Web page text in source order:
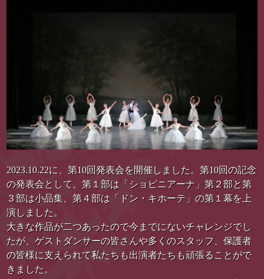
2023.10.22に、第10回発表会を開催しました。第10回の記念
の発表会として、第１部は「ショピニアーナ」第２部と第
３部は小品集、第４部は「ドン・キホーテ」の第１幕を上
演しました。
大きな作品が二つあったので今までにないチャレンジでし
たが、ゲストダンサーの皆さんや多くのスタッフ、保護者
の皆様に支えられて私たちも出演者たちも頑張ることがで
きました。